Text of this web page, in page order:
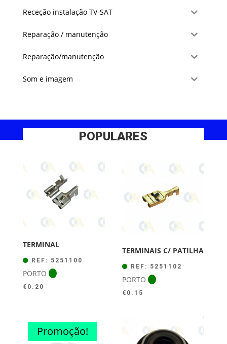
Receção instalação TV-SAT
Reparação / manutenção
Reparação/manutenção
Som e imagem
POPULARES
TERMINAL
REF: 5251100
PORTO
€ 0.20
TERMINAIS C/ PATILHA
REF: 5251102
PORTO
€ 0.15
Promoção!